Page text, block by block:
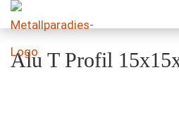
Alu T Profil